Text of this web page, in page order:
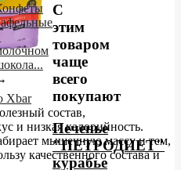
Xbar
состав,
и низкая калорийность.
мышечную массу и тем,
качественного состава и
С
этим
товаром
чаще
всего
покупают
Печенье
"ПЕТРОДИЕТ"
курабье